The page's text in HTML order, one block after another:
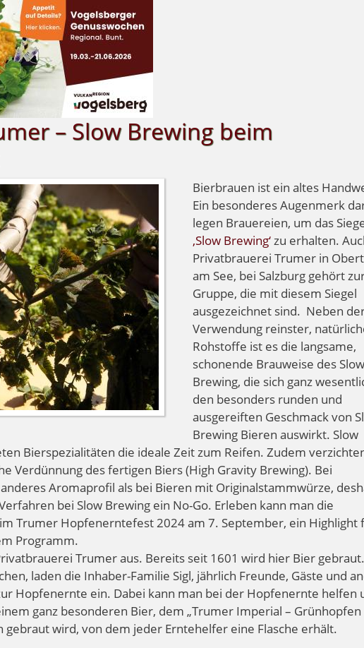
– Slow Brewing beim
Bierbrauen ist ein altes
Ein besonderes Augenmerk
legen Brauereien, um das
‚Slow Brewing‘zu erhalten.
Privatbrauerei Trumer in
am See, bei Salzburg gehört
Gruppe, die mit diesem Siegel
ausgezeichnet sind. Neben
Verwendung reinster,
Rohstoffe ist es die langsame,
schonende Brauweise des Slow
Brewing, die sich ganz
den besonders runden und
ausgereiften Geschmack von
Brewing Bieren auswirkt. Slow
Bierspezialitäten die ideale Zeit zum Reifen. Zudem
Verdünnung des fertigen Biers (High Gravity Brewing). Bei
Aromaprofil als bei Bieren mit Originalstammwürze,
bei Slow Brewing ein No-Go. Erleben kann man die
Trumer Hopfenerntefest 2024 am 7. September, ein Highlight
Programm.
Trumer aus. Bereits seit 1601 wird hier Bier
laden die Inhaber-Familie Sigl, jährlich Freunde, Gäste und
Hopfenernte ein. Dabei kann man bei der Hopfenernte helfen
ganz besonderen Bier, dem „Trumer Imperial – Grünhopfen
wird, von dem jeder Erntehelfer eine Flasche erhält.